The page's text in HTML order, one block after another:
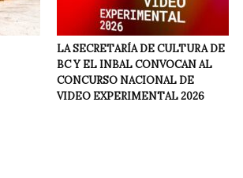
LA SECRETARÍA DE CULTURA DE
BC Y EL INBAL CONVOCAN AL
CONCURSO NACIONAL DE
VIDEO EXPERIMENTAL 2026